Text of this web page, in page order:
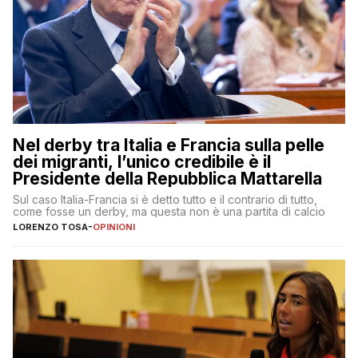
Nel derby tra Italia e Francia sulla pelle
dei migranti, l’unico credibile è il
Presidente della Repubblica Mattarella
Sul caso Italia-Francia si è detto tutto e il contrario di tutto,
come fosse un derby, ma questa non è una partita di calcio
LORENZO TOSA-OPINIONI